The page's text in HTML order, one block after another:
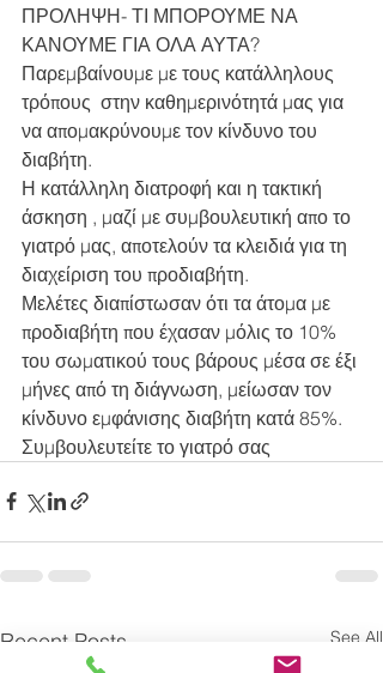
ΠΡΟΛΗΨΗ- ΤΙ ΜΠΟΡΟΥΜΕ ΝΑ
ΚΑΝΟΥΜΕ ΓΙΑ ΟΛΑ ΑΥΤΑ?
Παρεμβαίνουμε με τους κατάλληλους
τρόπους  στην καθημερινότητά μας για
να απομακρύνουμε τον κίνδυνο του
διαβήτη.
Η κατάλληλη διατροφή και η τακτική
άσκηση , μαζί με συμβουλευτική απο το
γιατρό μας, αποτελούν τα κλειδιά για τη
διαχείριση του προδιαβήτη.
Μελέτες διαπίστωσαν ότι τα άτομα με
προδιαβήτη που έχασαν μόλις το 10%
του σωματικού τους βάρους μέσα σε έξι
μήνες από τη διάγνωση, μείωσαν τον
κίνδυνο εμφάνισης διαβήτη κατά 85%.
Συμβουλευτείτε το γιατρό σας
Recent Posts See All